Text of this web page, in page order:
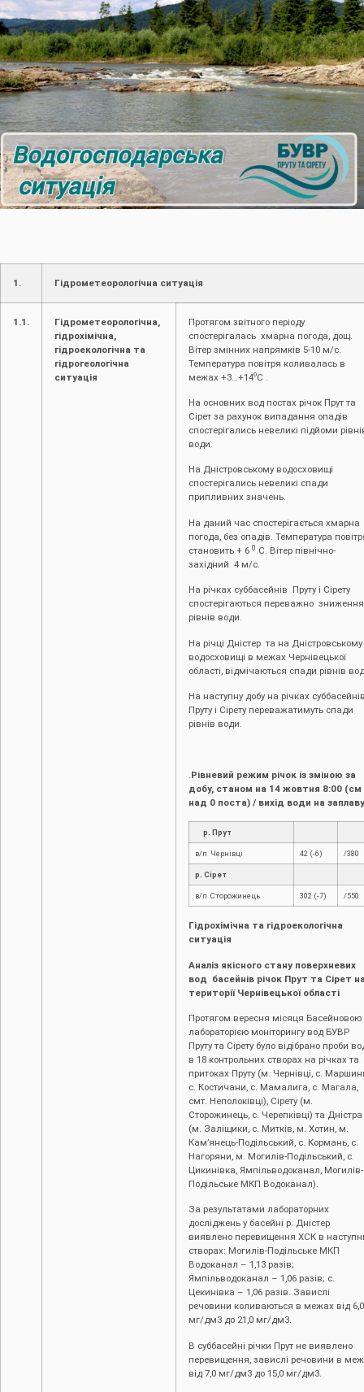
1. Гідрометеорологічна ситуація
1.1.
Гідрометеорологічна,
гідрохімічна,
гідроекологічна та
гідрогеологічна
ситуація
Протягом звітного періоду
спостерігалась хмарна погода, дощ.
Вітер змінних напрямків 5-10 м/с.
Температура повітря коливалась в
межах +3…+14оС .
На основних вод постах річок Прут та
Сірет за рахунок випадання опадів
спостерігались невеликі підйоми
води.
На Дністровському водосховищі
спостерігались невеликі спади
припливних значень.
На даний час спостерігається хмарна
погода, без опадів. Температура
становить + 6 0 С. Вітер північно-
західний 4 м/с.
На річках суббасейнів Пруту і Сірету
спостерігаються переважно зниження
рівнів води.
На річці Дністер та на Дністровському
водосховищі в межах Чернівецької
області, відмічаються спади рівнів
На наступну добу на річках
Пруту і Сірету переважатимуть спади
рівнів води.
Рівневий режим річок із зміною за
добу, станом на 14 жовтня 8:00 (см
над 0 поста) / вихід води на
р. Прут
в/п Чернівці 42 (-6) /380
р. Сірет
в/п Сторожинець 302 (-7) /550
Гідрохімічна та гідроекологічна
ситуація
Аналіз якісного стану поверхневих
вод басейнів річок Прут та Сірет
території Чернівецької області
Протягом вересня місяця Басейновою
лабораторією моніторингу вод БУВР
Пруту та Сірету було відібрано проби
в 18 контрольних створах на річках та
притоках Пруту (м. Чернівці, c.
с. Костичани, с. Мамалига, с. Магала,
смт. Неполоківці), Сірету (м.
Сторожинець, с. Черепківці) та Дністра
(м. Заліщики, с. Митків, м. Хотин, м.
Кам’янець-Подільський, с. Кормань, с.
Нагоряни, м. Могилів-Подільський, с.
Цикинівка, Ямпільводоканал, Могилів-
Подільське МКП Водоканал).
За результатами лабораторних
досліджень у басейні р. Дністер
виявлено перевищення ХСК в
створах: Могилів-Подільське МКП
Водоканал – 1,13 разів;
Ямпільводоканал – 1,06 разів; с.
Цекинівка – 1,06 разів. Завислі
речовини коливаються в межах від 6,0
мг/дм3 до 21,0 мг/дм3.
В суббасейні річки Прут не виявлено
перевищення, завислі речовини в
від 7,0 мг/дм3 до 15,0 мг/дм3.